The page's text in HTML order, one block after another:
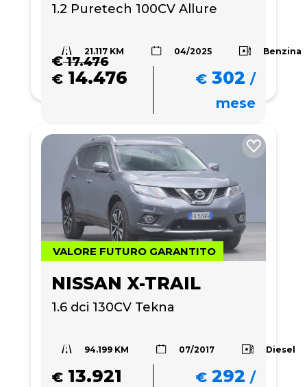
1.2 Puretech 100CV Allure
21.117 KM 04/2025 Benzina
€17.476
€ 14.476 € 302 /
mese
VALORE FUTURO GARANTITO
NISSAN X-TRAIL
1.6 dci 130CV Tekna
94.199 KM 07/2017 Diesel
€ 13.921 € 292 /